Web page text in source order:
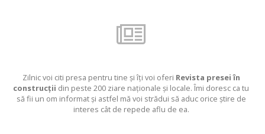
Zilnic voi citi presa pentru tine și îți voi oferi Revista presei în
construcții din peste 200 ziare naționale și locale. Îmi doresc ca tu
să fii un om informat și astfel mă voi strădui să aduc orice știre de
interes cât de repede aflu de ea.